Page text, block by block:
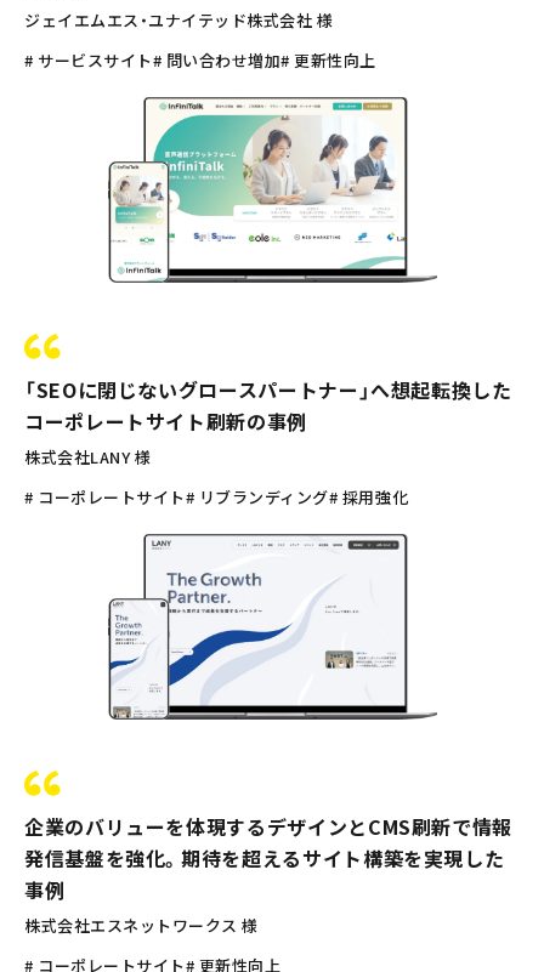
ジェイエムエス・ユナイテッド株式会社 様
# サービスサイト# 問い合わせ増加# 更新性向上
「SEOに閉じないグロースパートナー」へ想起転換した
コーポレートサイト刷新の事例
株式会社LANY 様
# コーポレートサイト# リブランディング# 採用強化
企業のバリューを体現するデザインとCMS刷新で情報
発信基盤を強化。期待を超えるサイト構築を実現した
事例
株式会社エスネットワークス 様
# コーポレートサイト# 更新性向上